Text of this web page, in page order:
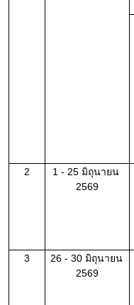
2
1 - 25 มิถุนายน
2569
3
26 - 30 มิถุนายน
2569